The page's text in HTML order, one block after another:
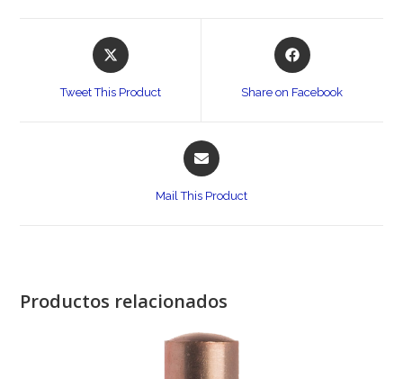
Opens
in
Tweet This Product
Opens
in
Share on Facebook
Opens
in
Mail This Product
Productos relacionados